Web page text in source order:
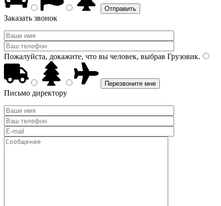
Заказать звонок
Пожалуйста, докажите, что вы человек, выбрав Грузовик.
Письмо директору